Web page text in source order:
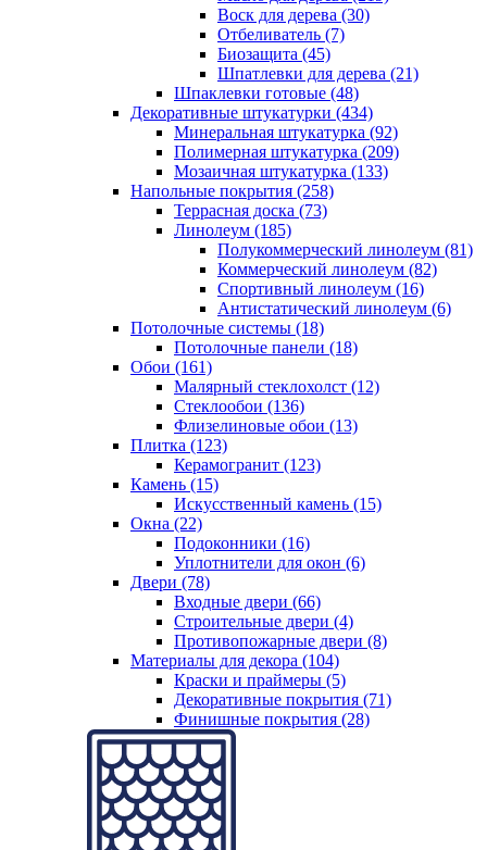
Воск для дерева (30)
Отбеливатель (7)
Биозащита (45)
Шпатлевки для дерева (21)
Шпаклевки готовые (48)
Декоративные штукатурки (434)
Минеральная штукатурка (92)
Полимерная штукатурка (209)
Мозаичная штукатурка (133)
Напольные покрытия (258)
Террасная доска (73)
Линолеум (185)
Полукоммерческий линолеум (81)
Коммерческий линолеум (82)
Спортивный линолеум (16)
Антистатический линолеум (6)
Потолочные системы (18)
Потолочные панели (18)
Обои (161)
Малярный стеклохолст (12)
Стеклообои (136)
Флизелиновые обои (13)
Плитка (123)
Керамогранит (123)
Камень (15)
Искусственный камень (15)
Окна (22)
Подоконники (16)
Уплотнители для окон (6)
Двери (78)
Входные двери (66)
Строительные двери (4)
Противопожарные двери (8)
Материалы для декора (104)
Краски и праймеры (5)
Декоративные покрытия (71)
Финишные покрытия (28)